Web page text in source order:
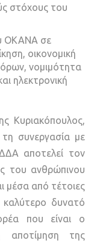
στόχους του
ΟΚΑΝΑ σε
οικονομική
νομιμότητα
ηλεκτρονική
Κυριακόπουλος,
συνεργασία με
αποτελεί τον
του ανθρώπινου
μέσα από τέτοιες
καλύτερο δυνατό
που είναι ο
αποτίμηση της